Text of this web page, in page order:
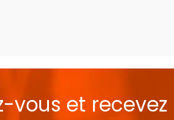
vous et recevez